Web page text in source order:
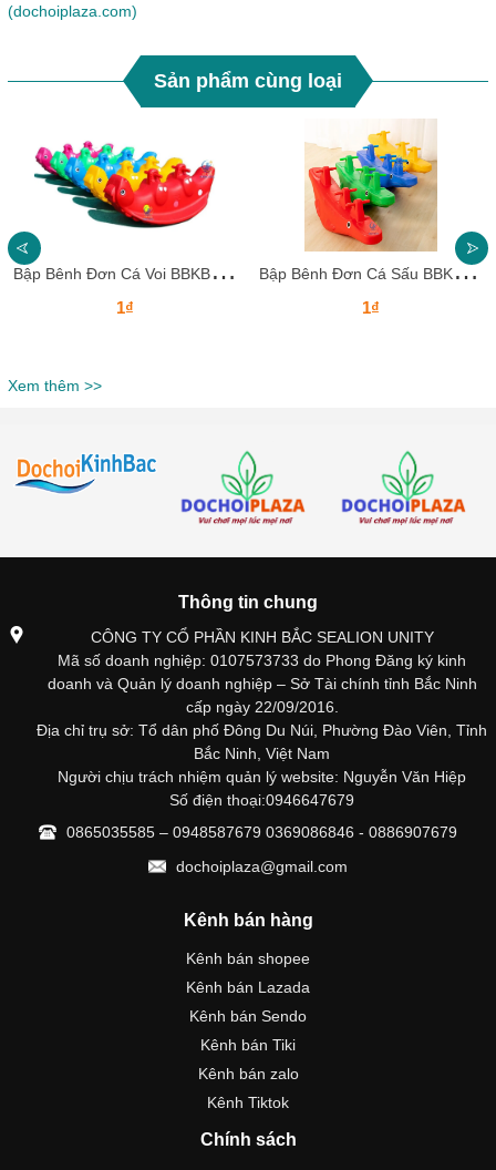
(dochoiplaza.com)
Sản phẩm cùng loại
B
ập Bênh Đơn Cá Voi BBKB28 Dochoikinhbac – Thiết Kế Ngộ Nghĩnh Cho Bé
1₫
B
ập Bênh Đơn Cá Sấu BBKB27 Dochoikinhbac – Thiết Kế Ngộ Nghĩnh Cho Bé
1₫
Xem thêm >>
Thông tin chung
CÔNG TY CỔ PHẦN KINH BẮC SEALION UNITY
Mã số doanh nghiệp: 0107573733 do Phong Đăng ký kinh
doanh và Quản lý doanh nghiệp – Sở Tài chính tỉnh Bắc Ninh
cấp ngày 22/09/2016.
Địa chỉ trụ sở: Tổ dân phố Đông Du Núi, Phường Đào Viên, Tỉnh
Bắc Ninh, Việt Nam
Người chịu trách nhiệm quản lý website: Nguyễn Văn Hiệp
Số điện thoại:0946647679
0865035585 – 0948587679 0369086846 - 0886907679
dochoiplaza@gmail.com
Kênh bán hàng
Kênh bán shopee
Kênh bán Lazada
Kênh bán Sendo
Kênh bán Tiki
Kênh bán zalo
Kênh Tiktok
Chính sách